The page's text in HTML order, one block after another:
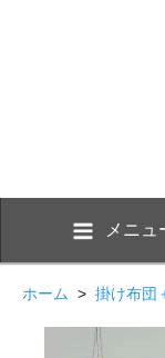
メニュ
ホーム > 掛け布団